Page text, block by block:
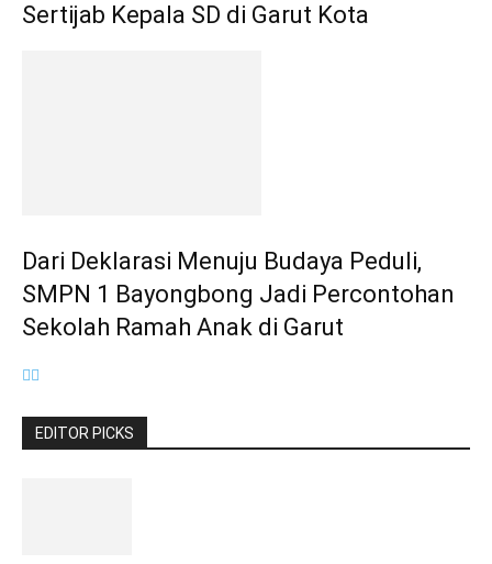
Sertijab Kepala SD di Garut Kota
Dari Deklarasi Menuju Budaya Peduli,
SMPN 1 Bayongbong Jadi Percontohan
Sekolah Ramah Anak di Garut
EDITOR PICKS